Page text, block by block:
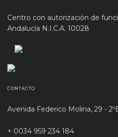
Centro con autorización de
Andalucía N.I.C.A. 10028
CONTACTO
Avenida Federico Molina, 29 -
+ 0034 959 234 184